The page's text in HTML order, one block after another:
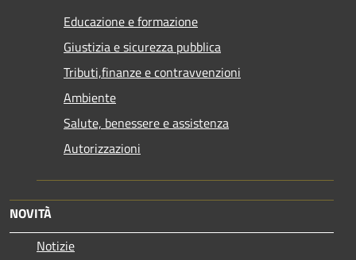
Educazione e formazione
Giustizia e sicurezza pubblica
Tributi,finanze e contravvenzioni
Ambiente
Salute, benessere e assistenza
Autorizzazioni
NOVITÀ
Notizie